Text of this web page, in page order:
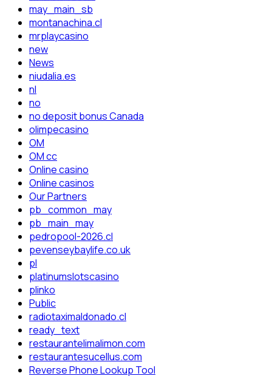
may_main_sb
montanachina.cl
mrplaycasino
new
News
niudalia.es
nl
no
no deposit bonus Canada
olimpecasino
OM
OM cc
Online casino
Online casinos
Our Partners
pb_common_may
pb_main_may
pedropool-2026.cl
pevenseybaylife.co.uk
pl
platinumslotscasino
plinko
Public
radiotaximaldonado.cl
ready_text
restaurantelimalimon.com
restaurantesucellus.com
Reverse Phone Lookup Tool